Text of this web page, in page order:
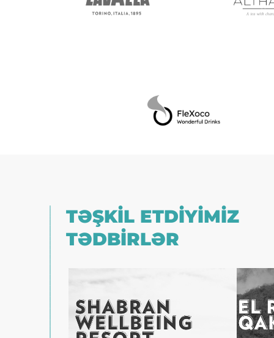
TƏŞKİL ETDİYİMİZ
TƏDBİRLƏR